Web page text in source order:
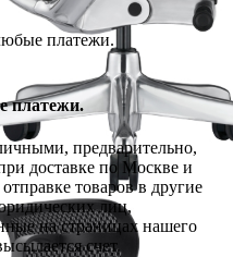
платежи.
платежи.
предварительно,
доставке по Москве и
товаров в другие
лиц,
на страницах нашего
счет.